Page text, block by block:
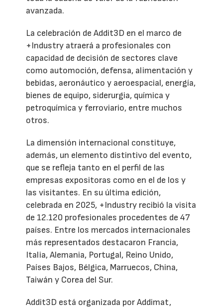
avanzada.
La celebración de Addit3D en el marco de
+Industry atraerá a profesionales con
capacidad de decisión de sectores clave
como automoción, defensa, alimentación y
bebidas, aeronáutico y aeroespacial, energía,
bienes de equipo, siderurgia, química y
petroquímica y ferroviario, entre muchos
otros.
La dimensión internacional constituye,
además, un elemento distintivo del evento,
que se refleja tanto en el perfil de las
empresas expositoras como en el de los y
las visitantes. En su última edición,
celebrada en 2025, +Industry recibió la visita
de 12.120 profesionales procedentes de 47
países. Entre los mercados internacionales
más representados destacaron Francia,
Italia, Alemania, Portugal, Reino Unido,
Países Bajos, Bélgica, Marruecos, China,
Taiwán y Corea del Sur.
Addit3D está organizada por Addimat,